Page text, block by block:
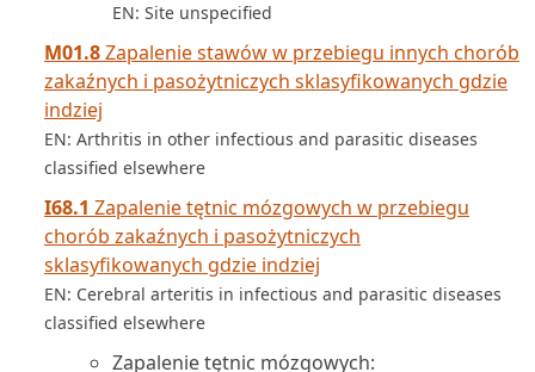
EN: Site unspecified
M01.8Zapalenie stawów w przebiegu innych chorób
zakaźnych i pasożytniczych sklasyfikowanych gdzie
indziej
EN: Arthritis in other infectious and parasitic diseases
classified elsewhere
I68.1 Zapalenie tętnic mózgowych w przebiegu
chorób zakaźnych i pasożytniczych
sklasyfikowanych gdzie indziej
EN: Cerebral arteritis in infectious and parasitic diseases
classified elsewhere
Zapalenie tętnic mózgowych: